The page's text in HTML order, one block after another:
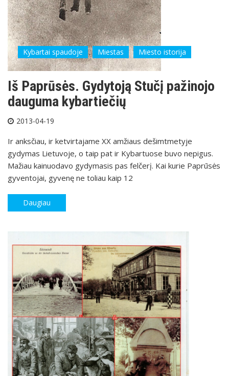
Kybartai spaudoje Miestas Miesto istorija
Iš Paprūsės. Gydytoją Stučį pažinojo
dauguma kybartiečių
2013-04-19
Ir anksčiau, ir ketvirtajame XX amžiaus dešimtmetyje
gydymas Lietuvoje, o taip pat ir Kybartuose buvo nepigus.
Mažiau kainuodavo gydymasis pas felčerį. Kai kurie Paprūsės
gyventojai, gyvenę ne toliau kaip 12
Daugiau